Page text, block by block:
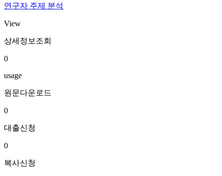
연구자 주제 분석
View
상세정보조회
0
usage
원문다운로드
0
대출신청
0
복사신청